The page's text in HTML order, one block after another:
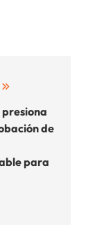
de
para